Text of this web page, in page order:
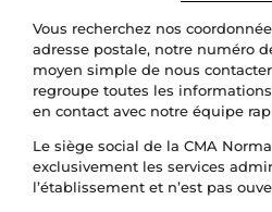
Vous recherchez nos
adresse postale, notre numéro
moyen simple de nous
regroupe toutes les
en contact avec notre équipe
Le siège social de la CMA
exclusivement les services
l’établissement et n’est pas